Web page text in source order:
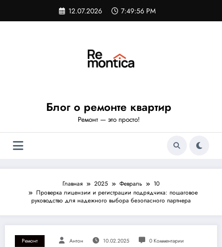
содержимому
12.07.2026 7:49:57 PM
Блог о ремонте квартир
Ремонт — это просто!
Главная 2025 Февраль
10
Проверка лицензии и регистрации подрядчика: пошаговое
руководство для надежного выбора безопасного партнера
Ремонт Антон 10.02.2025 0 Комментарии